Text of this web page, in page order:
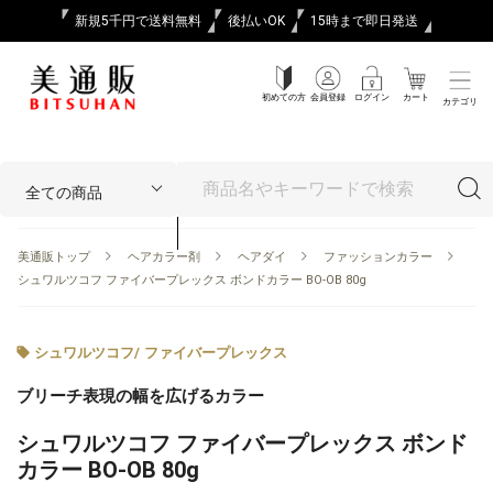
新規5千円で送料無料 後払いOK 15時まで即日発送
初めての方 会員登録 ログイン カート カテゴリ
美通販トップ ヘアカラー剤 ヘアダイ
ファッションカラー
シュワルツコフ ファイバープレックス ボンドカラー BO-OB 80g
シュワルツコフ/ ファイバープレックス
ブリーチ表現の幅を広げるカラー
シュワルツコフ ファイバープレックス ボンド
カラー BO-OB 80g